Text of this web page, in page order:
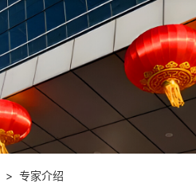
> 专家介绍